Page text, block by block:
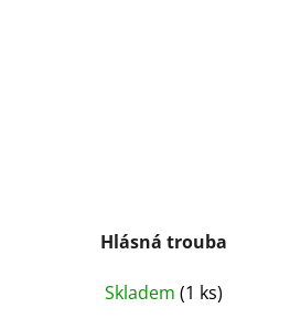
Hlásná trouba
Skladem (1 ks)